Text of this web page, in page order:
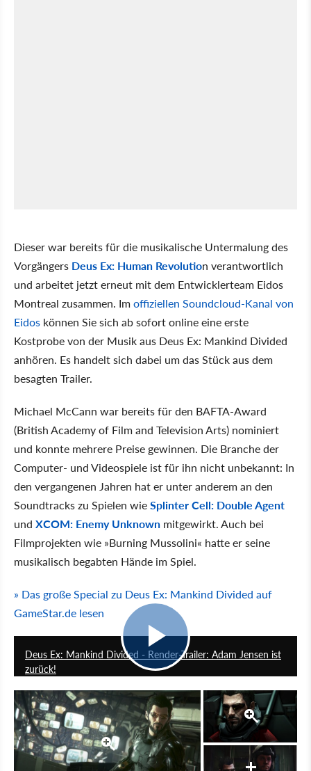
Dieser war bereits für die musikalische Untermalung des
Vorgängers Deus Ex: Human Revolution verantwortlich
und arbeitet jetzt erneut mit dem Entwicklerteam Eidos
Montreal zusammen. Imoffiziellen Soundcloud-Kanal von
Eidos können Sie sich ab sofort online eine erste
Kostprobe von der Musik aus Deus Ex: Mankind Divided
anhören. Es handelt sich dabei um das Stück aus dem
besagten Trailer.
Michael McCann war bereits für den BAFTA-Award
(British Academy of Film and Television Arts) nominiert
und konnte mehrere Preise gewinnen. Die Branche der
Computer- und Videospiele ist für ihn nicht unbekannt: In
den vergangenen Jahren hat er unter anderem an den
Soundtracks zu Spielen wieSplinter Cell: Double Agent
und XCOM: Enemy Unknown mitgewirkt. Auch bei
Filmprojekten wie »Burning Mussolini« hatte er seine
musikalisch begabten Hände im Spiel.
» Das große Special zu Deus Ex: Mankind Divided auf
GameStar.de lesen
Deus Ex: Mankind Divided - Render-Trailer: Adam Jensen ist
zurück!